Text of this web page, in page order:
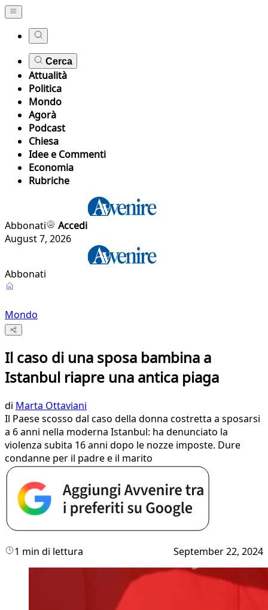
Cerca
Attualità
Politica
Mondo
Agorà
Podcast
Chiesa
Idee e Commenti
Economia
Rubriche
Abbonati
Accedi
August 7, 2026
Abbonati
Mondo
Il caso di una sposa bambina a
Istanbul riapre una antica piaga
di Marta Ottaviani
Il Paese scosso dal caso della donna costretta a sposarsi
a 6 anni nella moderna Istanbul: ha denunciato la
violenza subita 16 anni dopo le nozze imposte. Dure
condanne per il padre e il marito
1 min di lettura September 22, 2024